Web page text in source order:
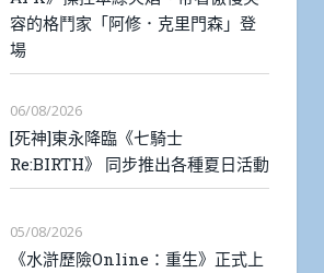
容的格鬥家「阿修．克里門森」登
場
06/08/2026
[死神]東永降臨《七騎士
Re:BIRTH》 同步推出各種夏日活動
05/08/2026
《水滸歷險Online：重生》正式上